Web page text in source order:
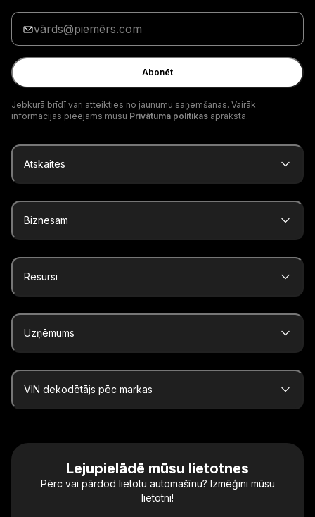
Ievadi
savu
e-
pasta
adresi
Abonēt
Jebkurā brīdī vari atteikties no jaunumu saņemšanas. Vairāk
informācijas pieejams mūsu Privātuma politikas aprakstā.
Atskaites
Biznesam
Resursi
Uzņēmums
VIN dekodētājs pēc markas
Lejupielādē mūsu lietotnes
Pērc vai pārdod lietotu automašīnu? Izmēģini mūsu
lietotni!